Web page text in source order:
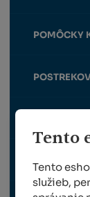
Tento
Tento
služieb,
POMÔCKY
ZBER